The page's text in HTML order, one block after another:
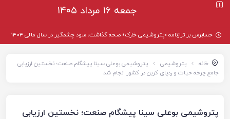
جمعه ۱۶ مرداد ۱۴۰۵
حسابرس بر ترازنامه «پتروشیمی خارک» صحه گذاشت؛ سود چشمگیر در سال مالی ۱۴۰۴
خانه پتروشیمی
پتروشیمی بوعلی سینا پیشگام صنعت؛ نخستین ارزیابی
جامع چرخه حیات و ردپای کربن در کشور انجام شد
پتروشیمی بوعلی سینا پیشگام صنعت؛ نخستین ارزیابی